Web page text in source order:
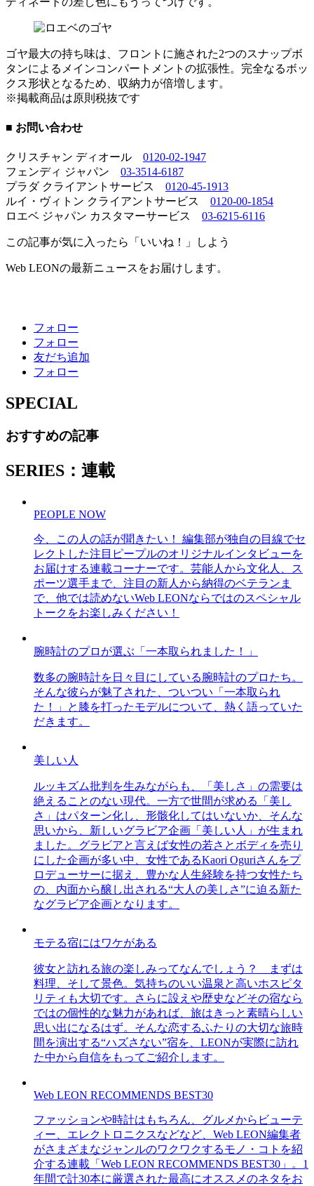
ゴヤ最大の持ち味は、フロントに施された2つのスナップボ
タンによるメインコンパートメントの拡張性。完全なるボッ
クス形状となるため、収納力が倍増します。
※掲載商品は原則税抜です
■ お問い合わせ
クリスチャン ディオール 0120-02-1947
フェンディ ジャパン 03-3514-6187
プラダ クライアントサービス 0120-45-1913
ルイ・ヴィトン クライアントサービス 0120-00-1854
ロエベ ジャパン カスタマーサービス 03-6215-6116
この記事が気に入ったら「いいね！」しよう
Web LEONの最新ニュースをお届けします。
フォロー
フォロー
友だち追加
フォロー
SPECIAL
おすすめの記事
SERIES：連載
PEOPLE NOW
今、この人の話が聞きたい！ 編集部が独自の目線でセ
レクトした注目ピープルのオリジナルインタビューを
お届けする連載コーナーです。芸能人から文化人、ス
ポーツ選手まで、注目の新人から納得のベテランま
で、他では読めないWeb LEONならではのスペシャル
トークをお楽しみください！
腕時計のプロが選ぶ「一本取られました！」
数多の腕時計を日々目にしている腕時計のプロたち。
そんな彼らが魅了された、ついつい「一本取られ
た！」と膝を打ったモデルについて、熱く語っていた
だきます。
美しい人
ルッキズム批判を生みながらも、「美しさ」の需要は
絶えることのない現代。一方で世間が求める「美し
さ」はパターン化し、形骸化してはいないか、そんな
思いから、新しいグラビア企画「美しい人」が生まれ
ました。グラビアと言えば女性の若さとボディを売り
にした企画が多い中、女性であるKaori Oguriさんをプ
ロデューサーに据え、豊かな人生経験を持つ女性たち
の、内面から醸し出される“大人の美しさ”に迫る新た
なグラビア企画となります。
モテる宿にはワケがある
彼女と訪れる旅の楽しみってなんでしょう？ まずは
料理、そして景色。気持ちのいい温泉と高いホスピタ
リティも大切です。さらに設えや歴史などその宿なら
ではの個性的な魅力があれば、旅はきっと素晴らしい
思い出になるはず。そんな恋するふたりの大切な旅時
間を演出する“ハズさない”宿を、LEONが実際に訪れ
た中から自信をもってご紹介します。
Web LEON RECOMMENDS BEST30
ファッションや時計はもちろん、グルメからビューテ
ィー、エレクトロニクスなどなど、Web LEON編集者
がさまざまなジャンルのワクワクするモノ・コトを紹
介する連載「Web LEON RECOMMENDS BEST30」。1
年間で計30本に厳選された最高にオススメのネタをお